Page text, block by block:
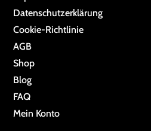
Da­ten­schutz­er­klä­rung
Cookie-Richtlinie
AGB
Shop
Blog
FAQ
Mein Konto